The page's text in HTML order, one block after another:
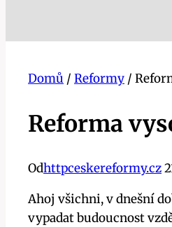
Domů / Reformy /
Reforma
Odhttpceskereformy.cz
Ahoj všichni, v dnešní
vypadat budoucnost